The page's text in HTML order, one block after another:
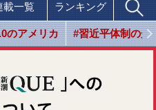
載一覧 ランキング
のアメリカ #習近平体制の光